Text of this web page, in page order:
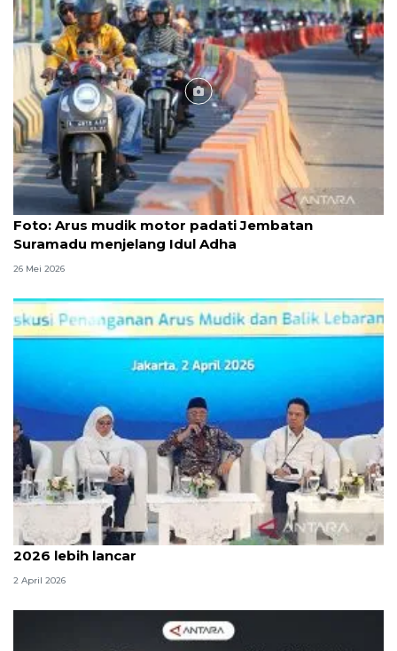
Foto
Foto: Arus mudik motor padati Jembatan
Suramadu menjelang Idul Adha
26 Mei 2026
Menteri PU sebut arus mudik dan balik Lebaran
2026 lebih lancar
2 April 2026